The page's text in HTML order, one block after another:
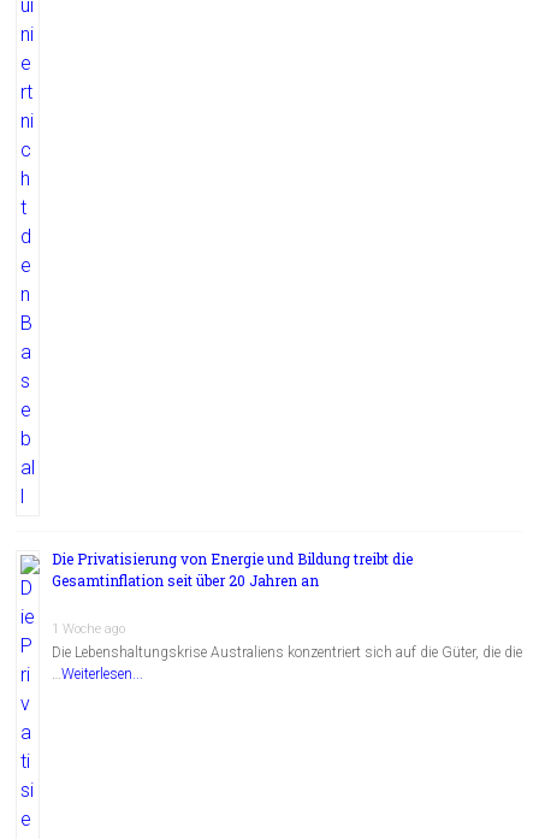
Die Privatisierung von Energie und Bildung treibt die
Gesamtinflation seit über 20 Jahren an
1 Woche ago
Die Lebenshaltungskrise Australiens konzentriert sich auf die Güter, die die
…Weiterlesen...